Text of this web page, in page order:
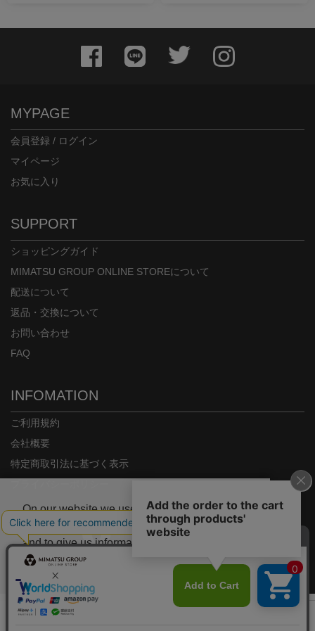
MYPAGE
会員登録 / ログイン
マイページ
お気に入り
SUPPORT
ショッピングガイド
MIMATSU GROUP ONLINE STOREについて
配送について
返品・交換について
お問い合わせ
FAQ
INFOMATION
ご利用規約
会社概要
特定商取引法に基づく表示
Copyright© MIMATSU.CO.,LTD. ALL RIGHTS RESERVED.
On our website we use some cookies. These
are necessary for our site to work properly
and to give us information about how our site
is used.
Deny Accept